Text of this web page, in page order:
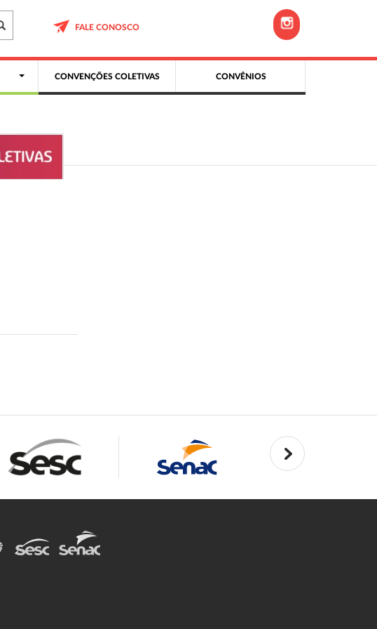
FALE CONOSCO
CONVENÇÕES COLETIVAS CONVÊNIOS